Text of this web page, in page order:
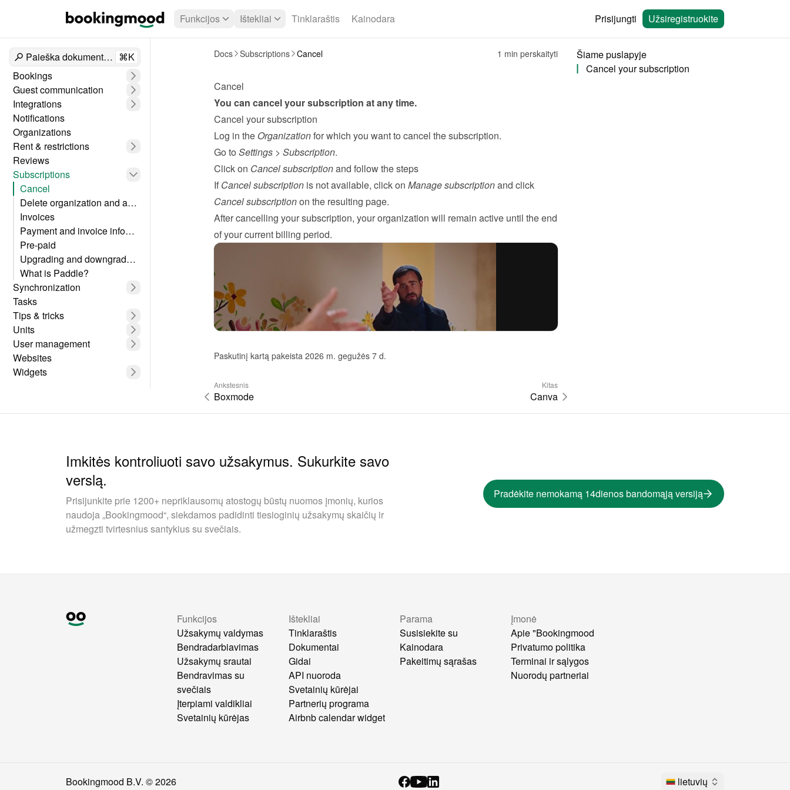
Funkcijos Ištekliai Tinklaraštis Kainodara Prisijungti Užsiregistruokite
Paieška dokumentuose⌘K
Bookings
Guest communication
Integrations
Notifications
Organizations
Rent & restrictions
Reviews
Subscriptions
Cancel
Delete organization and account
Invoices
Payment and invoice information
Pre-paid
Upgrading and downgrading
What is Paddle?
Synchronization
Tasks
Tips & tricks
Units
User management
Websites
Widgets
Docs Subscriptions Cancel 1 min perskaityti
Cancel
You can cancel your subscription at any time.
Cancel your subscription
Log in the Organization for which you want to cancel the subscription.
Go to Settings > Subscription.
Click on Cancel subscription and follow the steps
If Cancel subscription is not available, click on Manage subscription
and click
Cancel subscription on the resulting page.
After cancelling your subscription, your organization will remain active until the end
of your current billing period.
Paskutinį kartą pakeista 2026 m. gegužės 7 d.
Ankstesnis
Boxmode
Kitas
Canva
Šiame puslapyje
Cancel your subscription
Imkitės kontroliuoti savo užsakymus. Sukurkite savo
verslą.
Prisijunkite prie 1200+ nepriklausomų atostogų būstų nuomos įmonių, kurios
naudoja „Bookingmood“, siekdamos padidinti tiesioginių užsakymų skaičių ir
užmegzti tvirtesnius santykius su svečiais.
Pradėkite nemokamą 14dienos bandomąją versiją
Funkcijos
Užsakymų valdymas
Bendradarbiavimas
Užsakymų srautai
Bendravimas su
svečiais
Įterpiami valdikliai
Svetainių kūrėjas
Ištekliai
Tinklaraštis
Dokumentai
Gidai
API nuoroda
Svetainių kūrėjai
Partnerių programa
Airbnb calendar widget
Parama
Susisiekite su
Kainodara
Pakeitimų sąrašas
Įmonė
Apie "Bookingmood
Privatumo politika
Terminai ir sąlygos
Nuorodų partneriai
Bookingmood B.V. ©2026 lietuvių